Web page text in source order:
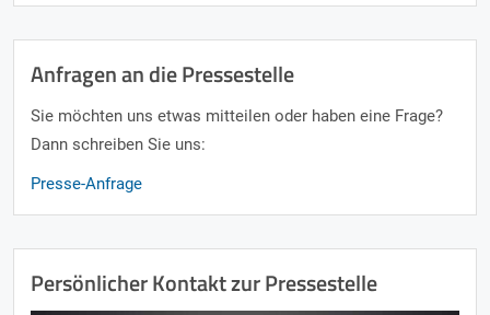
Anfragen an die Pressestelle
Sie möchten uns etwas mitteilen oder haben eine Frage?
Dann schreiben Sie uns:
Presse-Anfrage
Persönlicher Kontakt zur Pressestelle